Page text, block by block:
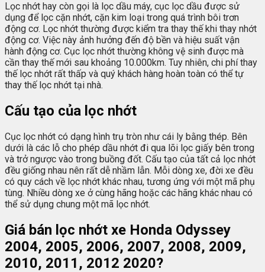
Lọc nhớt hay còn gọi là lọc dầu máy, cục lọc dầu được sử
dụng để lọc cặn nhớt, cặn kim loại trong quá trình bôi trơn
động cơ. Lọc nhớt thường được kiểm tra thay thế khi thay nhớt
động cơ. Việc này ảnh hưởng đến độ bền và hiệu suất vận
hành động cơ. Cục lọc nhớt thường không vệ sinh được mà
cần thay thế mới sau khoảng 10.000km. Tuy nhiên, chi phí thay
thế lọc nhớt rất thấp và quý khách hàng hoàn toàn có thể tự
thay thế lọc nhớt tại nhà.
Cấu tạo của lọc nhớt
Cục lọc nhớt có dạng hình trụ tròn như cái ly bằng thép. Bên
dưới là các lỗ cho phép dầu nhớt đi qua lõi lọc giấy bên trong
và trở ngược vào trong buồng đốt. Cấu tạo của tất cả lọc nhớt
đều giống nhau nên rất dễ nhầm lẫn. Mỗi dòng xe, đời xe đều
có quy cách về lọc nhớt khác nhau, tương ứng với một mã phụ
tùng. Nhiều dòng xe ở cùng hãng hoặc các hãng khác nhau có
thể sử dụng chung một mã lọc nhớt.
Giá bán lọc nhớt xe Honda Odyssey
2004, 2005, 2006, 2007, 2008, 2009,
2010, 2011, 2012 2020?